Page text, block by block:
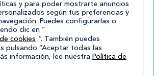
y para poder mostrarte anuncios
según tus preferencias y
Puedes configurarlas o
clic en “
cookies ”. También puedes
pulsando “Aceptar todas las
información, lee nuestra Política de